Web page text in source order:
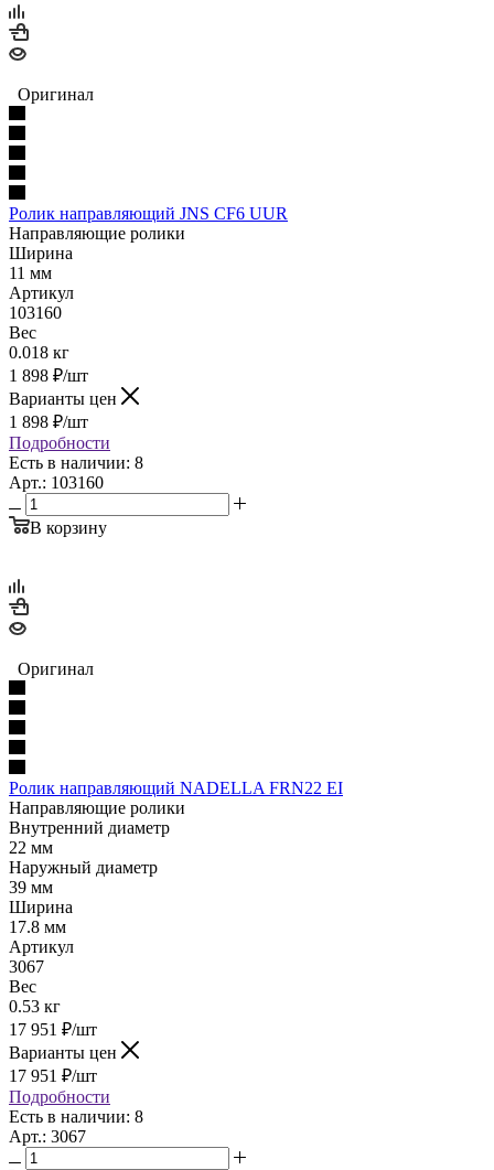
Оригинал
Ролик направляющий JNS CF6 UUR
Направляющие ролики
Ширина
11 мм
Артикул
103160
Вес
0.018 кг
1 898 ₽/шт
Варианты цен
1 898 ₽/шт
Подробности
Есть в наличии: 8
Арт.: 103160
В корзину
Оригинал
Ролик направляющий NADELLA FRN22 EI
Направляющие ролики
Внутренний диаметр
22 мм
Наружный диаметр
39 мм
Ширина
17.8 мм
Артикул
3067
Вес
0.53 кг
17 951 ₽/шт
Варианты цен
17 951 ₽/шт
Подробности
Есть в наличии: 8
Арт.: 3067